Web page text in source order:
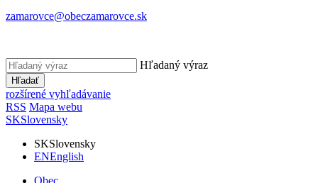
zamarovce@obeczamarovce.sk
Hľadaný výraz
Hľadať
rozšírené vyhľadávanie
RSS Mapa webu
SKSlovensky
SKSlovensky
ENEnglish
Obec